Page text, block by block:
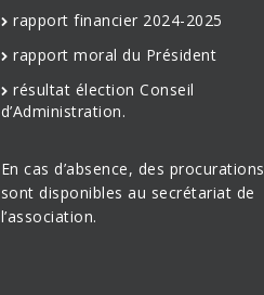
rapport financier 2024-2025
rapport moral du Président
résultat élection Conseil
d’Administration.
En cas d’absence, des procurations
sont disponibles au secrétariat de
l’association.